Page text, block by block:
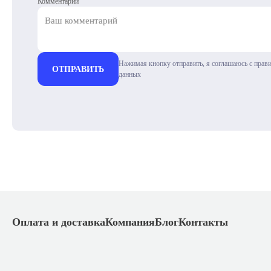
ОТПРАВИТЬ
Нажимая кнопку отправить, я соглашаюсь с
данных
Оплата и доставкаКомпанияБлогКонтакты